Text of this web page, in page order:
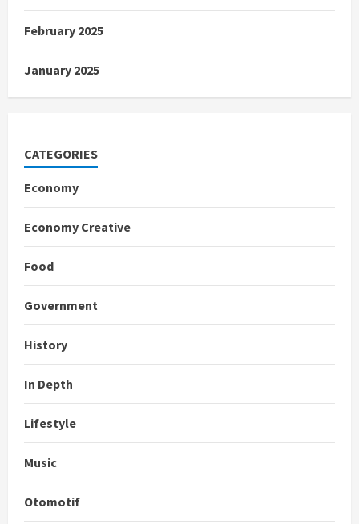
February 2025
January 2025
CATEGORIES
Economy
Economy Creative
Food
Government
History
In Depth
Lifestyle
Music
Otomotif